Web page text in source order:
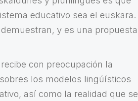
educativo sea el euskara.
y es una propuesta
con preocupación la
los modelos lingúísticos
así como la realidad que se